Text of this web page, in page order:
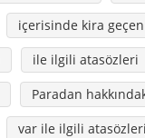
içerisinde kira
ile ilgili atasözleri
Paradan
var ile ilgili